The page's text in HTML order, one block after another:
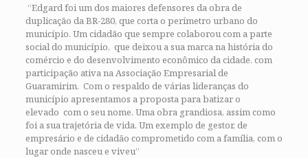
“Edgard foi um dos maiores defensores da obra de
duplicação da BR-280, que corta o perímetro urbano do
município. Um cidadão que sempre colaborou com a parte
social do município, que deixou a sua marca na história do
comércio e do desenvolvimento econômico da cidade, com
participação ativa na Associação Empresarial de
Guaramirim. Com o respaldo de várias lideranças do
município apresentamos a proposta para batizar o
elevado com o seu nome. Uma obra grandiosa, assim como
foi a sua trajetória de vida. Um exemplo de gestor, de
empresário e de cidadão comprometido com a família, com o
lugar onde nasceu e viveu”